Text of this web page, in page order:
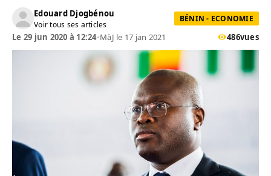
Edouard Djogbénou
Voir tous ses articles
BÉNIN - ECONOMIE
Le 29 jun 2020 à 12:24•MàJ le 17 jan 2021 486vues